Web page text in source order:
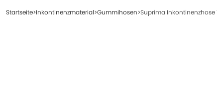
Startseite Inkontinenzmaterial Gummihosen Suprima Inkontinenzhose